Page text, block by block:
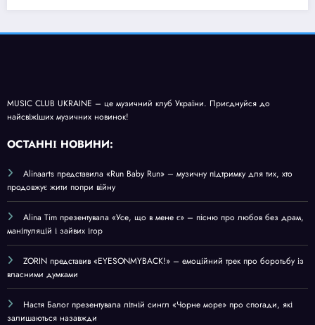
MUSIC CLUB UKRAINE – це музичний клуб України. Приєднуйся до
найсвіжіших музичних новинок!
ОСТАННІ НОВИНИ:
Alinaarts представила «Run Baby Run» – музичну підтримку для тих, хто
продовжує жити попри війну
Alina Tim презентувала «Усе, що в мене є» – пісню про любов без драм,
маніпуляцій і зайвих ігор
ZORIN представив «EYESONMYBACK!» – емоційний трек про боротьбу із
власними думками
Настя Балог презентувала літній сингл «Чорне море» про спогади, які
залишаються назавжди